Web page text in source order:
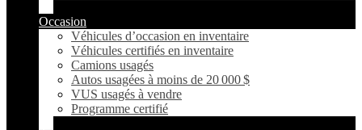
Occasion
Véhicules d’occasion en inventaire
Véhicules certifiés en inventaire
Camions usagés
Autos usagées à moins de 20 000 $
VUS usagés à vendre
Programme certifié